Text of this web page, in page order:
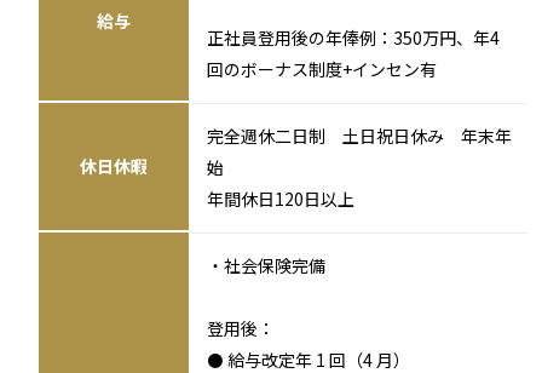
給与
正社員登用後の年俸例：350万円、年4
回のボーナス制度+インセン有
休日休暇
完全週休二日制 土日祝日休み 年末年
始
年間休日120日以上
・社会保険完備
登用後：
⚫ 給与改定年 1 回（4 月）